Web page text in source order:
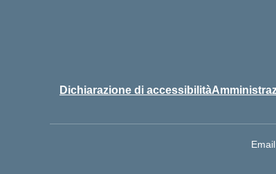
Dichiarazione di accessibilità